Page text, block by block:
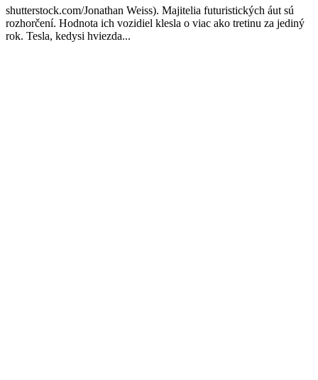
shutterstock.com/Jonathan Weiss). Majitelia futuristických áut sú
rozhorčení. Hodnota ich vozidiel klesla o viac ako tretinu za jediný
rok. Tesla, kedysi hviezda...